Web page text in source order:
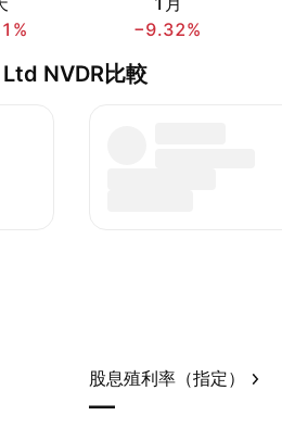
−9.32%
NVDR比較
股息殖利率（指定）
—